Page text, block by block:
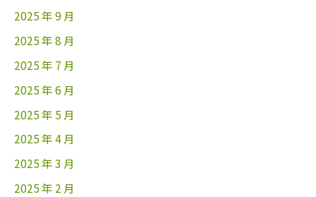
2025 年 9 月
2025 年 8 月
2025 年 7 月
2025 年 6 月
2025 年 5 月
2025 年 4 月
2025 年 3 月
2025 年 2 月